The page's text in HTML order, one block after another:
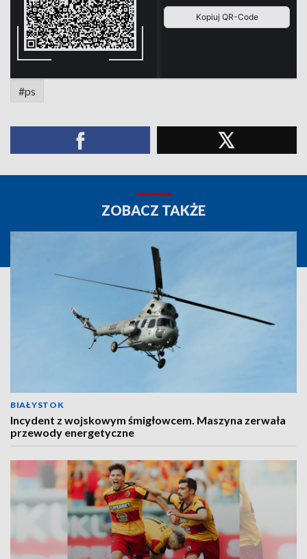
#ps
ZOBACZ TAKŻE
BIAŁYSTOK
Incydent z wojskowym śmigłowcem. Maszyna zerwała
przewody energetyczne